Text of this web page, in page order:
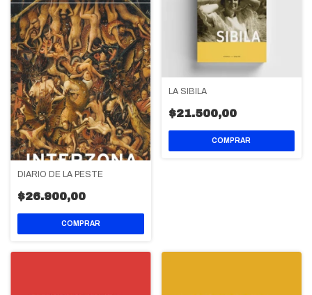
DIARIO DE LA PESTE
$26.900,00
LA SIBILA
$21.500,00